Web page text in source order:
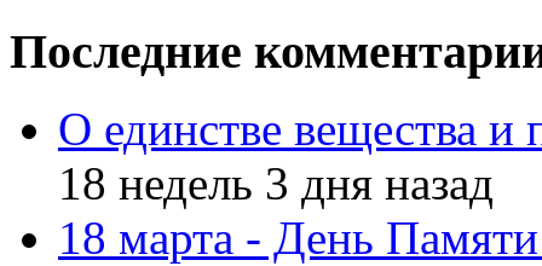
Последние
О единстве вещества и
18 недель 3 дня назад
18 марта - День